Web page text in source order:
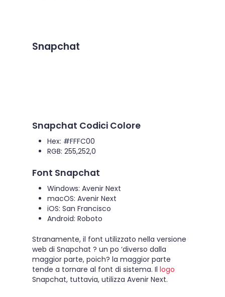
Snapchat
Snapchat Codici Colore
Hex: #FFFC00
RGB: 255,252,0
Font Snapchat
Windows: Avenir Next
macOS: Avenir Next
iOS: San Francisco
Android: Roboto
Stranamente, il font utilizzato nella versione
web di Snapchat ? un po ‘diverso dalla
maggior parte, poich? la maggior parte
tende a tornare al font di sistema. Illogo
Snapchat, tuttavia, utilizza Avenir Next.